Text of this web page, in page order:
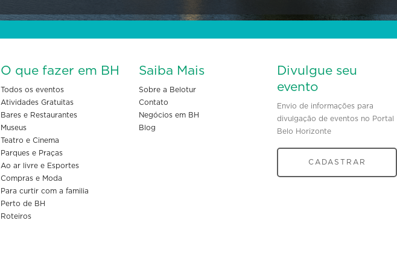
O que fazer em BH
Todos os eventos
Atividades Gratuitas
Bares e Restaurantes
Museus
Teatro e Cinema
Parques e Praças
Ao ar livre e Esportes
Compras e Moda
Para curtir com a familia
Perto de BH
Roteiros
Saiba Mais
Sobre a Belotur
Contato
Negócios em BH
Blog
Divulgue seu
evento
Envio de informações para
divulgação de eventos no Portal
Belo Horizonte
CADASTRAR